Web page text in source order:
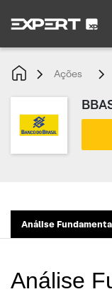
Ações
Análise
Análise